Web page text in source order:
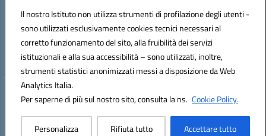
Il nostro Istituto non utilizza strumenti di profilazione degli utenti -
sono utilizzati esclusivamente cookies tecnici necessari al
corretto funzionamento del sito, alla fruibilità dei servizi
istituzionali e alla sua accessibilità – sono utilizzati, inoltre,
strumenti statistici anonimizzati messi a disposizione da Web
Analytics Italia.
Per saperne di più sul nostro sito, consulta la ns. Cookie Policy.
Personalizza Rifiuta tutto Accettare tutto
Posta elettronica certificata (PEC):sssl030007@pec.istruzione.it
Codice fiscale: 91009410902
Codice meccanografico: SSSL030007
Hosting & Powered by 3D Solution S.r.l.
Concept & Design by Designers Italia